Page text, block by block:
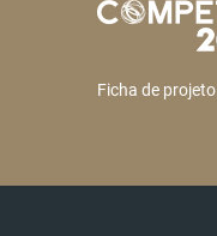
Ficha de projeto